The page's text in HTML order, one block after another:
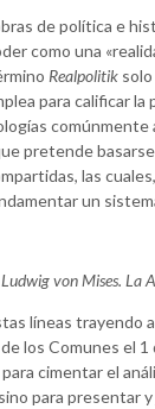
de política e
como una
Realpolitik
para calificar la
comúnmente
pretende
las
un
Ludwig von Mises. La
líneas trayendo
los Comunes el
cimentar el
para presentar